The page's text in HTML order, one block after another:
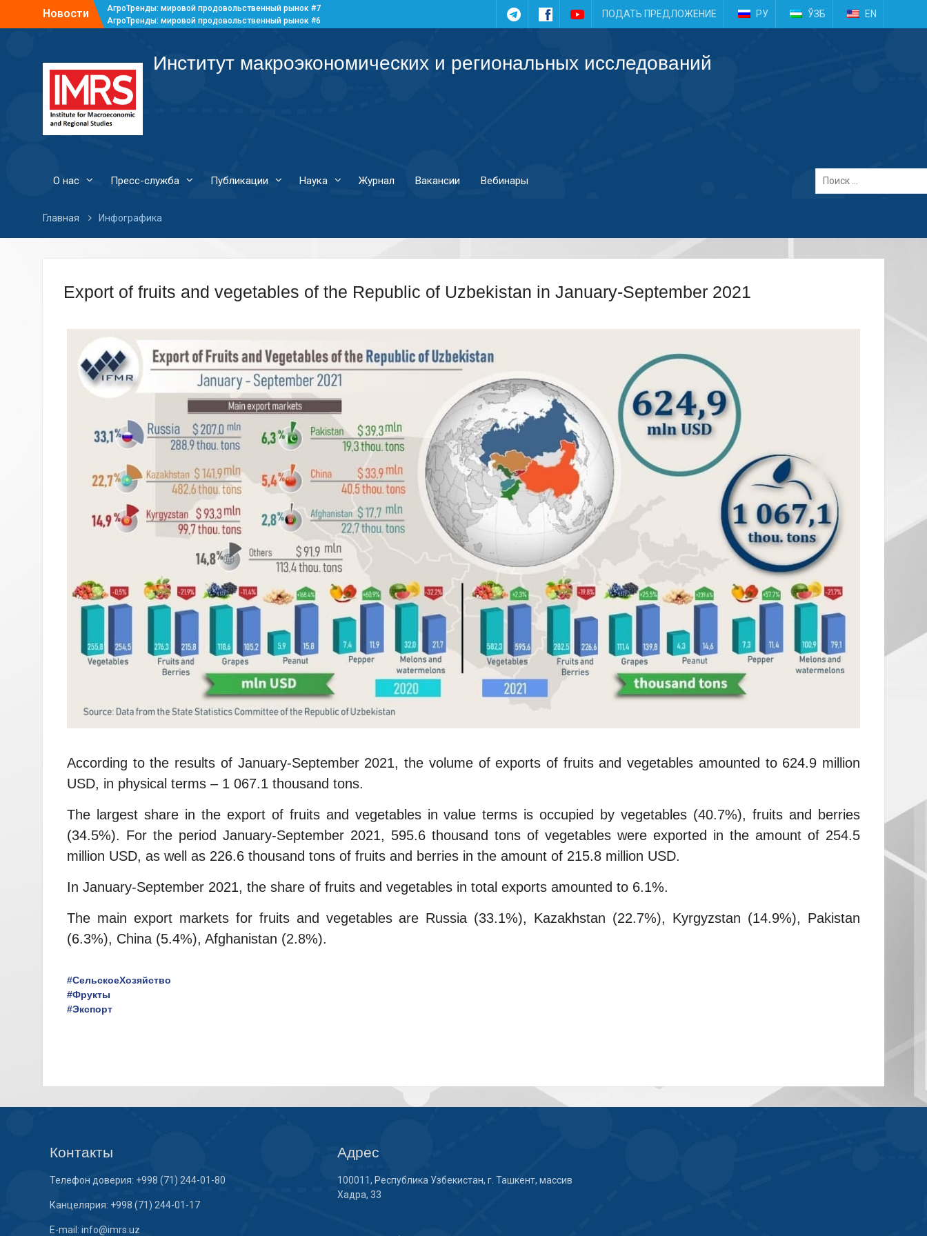
Новости
АгроТренды: мировой продовольственный рынок #7
АгроТренды: мировой продовольственный рынок #6
TelegramFacebookYouTubeПОДАТЬ ПРЕДЛОЖЕНИЕ РУ ЎЗБ EN
Институт макроэкономических и региональных исследований
О нас Пресс-служба Публикации Наука Журнал Вакансии Вебинары
Главная Инфографика
Export of fruits and vegetables of the Republic of Uzbekistan in January-September 2021
According to the results of January-September 2021, the volume of exports of fruits and vegetables amounted to 624.9 million
USD, in physical terms – 1 067.1 thousand tons.
The largest share in the export of fruits and vegetables in value terms is occupied by vegetables (40.7%), fruits and berries
(34.5%). For the period January-September 2021, 595.6 thousand tons of vegetables were exported in the amount of 254.5
million USD, as well as 226.6 thousand tons of fruits and berries in the amount of 215.8 million USD.
In January-September 2021, the share of fruits and vegetables in total exports amounted to 6.1%.
The main export markets for fruits and vegetables are Russia (33.1%), Kazakhstan (22.7%), Kyrgyzstan (14.9%), Pakistan
(6.3%), China (5.4%), Afghanistan (2.8%).
#СельскоеХозяйство
#Фрукты
#Экспорт
Контакты
Телефон доверия: +998 (71) 244-01-80
Канцелярия: +998 (71) 244-01-17
E-mail: info@imrs.uz
Адрес
100011, Республика Узбекистан, г. Ташкент, массив
Хадра, 33